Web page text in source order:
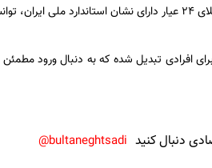
بالایی پیدا می‌کند. اکسیراز به‌عنوان اولین تولیدکننده شمش طلای ۲۴ عیار
افرادی تبدیل شده که به دنبال ورود مطمئن
دنبال کنید bultaneghtsadi@